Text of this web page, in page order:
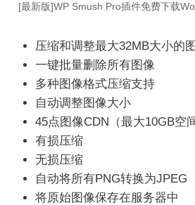
[最新版]WP Smush Pro插件免费下载
压缩和调整最大32MB大小的
一键批量删除所有图像
多种图像格式压缩支持
自动调整图像大小
45点图像CDN（最大10GB空间
有损压缩
无损压缩
自动将所有PNG转换为JPEG
将原始图像保存在服务器中